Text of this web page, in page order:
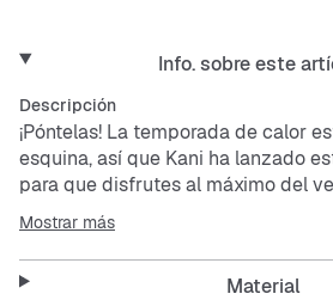
Info. sobre este
Descripción
¡Póntelas! La temporada de calor
esquina, así que Kani ha lanzado
para que disfrutes al máximo del
la comodidad es importante,
menos el mismo estilo cuando
que este verano sea el mejor de
Mostrar más
Material